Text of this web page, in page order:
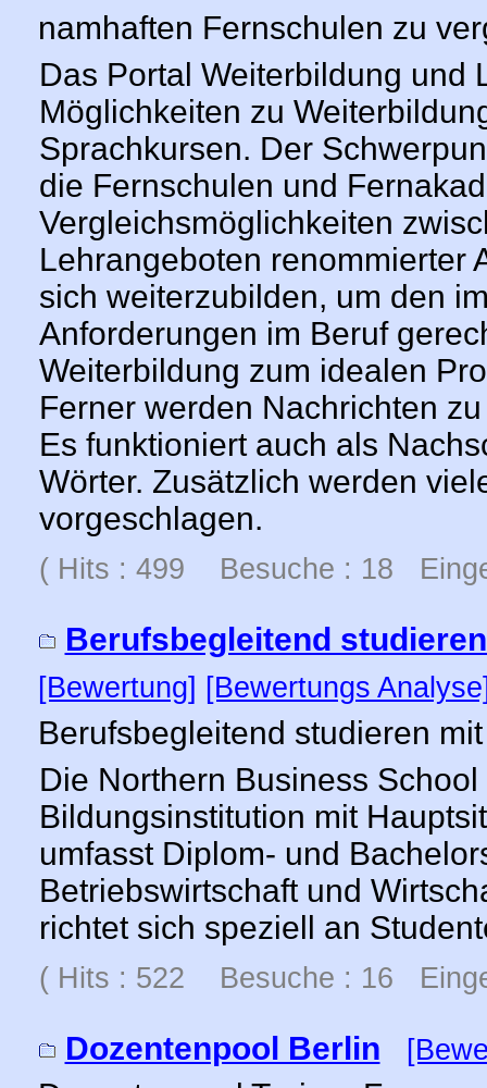
namhaften Fernschulen zu
Das Portal Weiterbildung und
Möglichkeiten zu
Sprachkursen. Der
die Fernschulen und
Vergleichsmöglichkeiten
Lehrangeboten renommierter
sich weiterzubilden, um den
Anforderungen im Beruf
Weiterbildung zum idealen
Ferner werden Nachrichten
Es funktioniert auch als
Wörter. Zusätzlich werden
vorgeschlagen.
( Hits : 499 Besuche : 18
Berufsbegleitend
[Bewertung] [Bewertungs
Berufsbegleitend studieren
Die Northern Business
Bildungsinstitution mit
umfasst Diplom- und
Betriebswirtschaft und
richtet sich speziell an
( Hits : 522 Besuche : 16
Dozentenpool Berlin